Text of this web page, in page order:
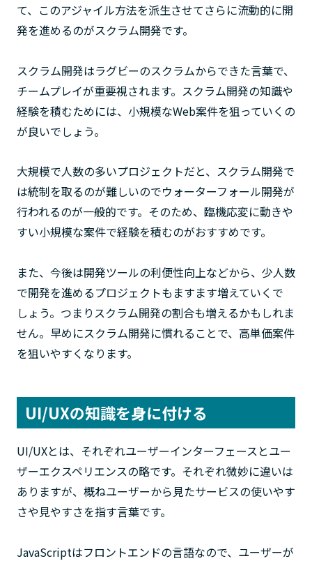
て、このアジャイル方法を派生させてさらに流動的に開
発を進めるのがスクラム開発です。
スクラム開発はラグビーのスクラムからできた言葉で、
チームプレイが重要視されます。スクラム開発の知識や
経験を積むためには、小規模なWeb案件を狙っていくの
が良いでしょう。
大規模で人数の多いプロジェクトだと、スクラム開発で
は統制を取るのが難しいのでウォーターフォール開発が
行われるのが一般的です。そのため、臨機応変に動きや
すい小規模な案件で経験を積むのがおすすめです。
また、今後は開発ツールの利便性向上などから、少人数
で開発を進めるプロジェクトもますます増えていくで
しょう。つまりスクラム開発の割合も増えるかもしれま
せん。早めにスクラム開発に慣れることで、高単価案件
を狙いやすくなります。
UI/UXの知識を身に付ける
UI/UXとは、それぞれユーザーインターフェースとユー
ザーエクスペリエンスの略です。それぞれ微妙に違いは
ありますが、概ねユーザーから見たサービスの使いやす
さや見やすさを指す言葉です。
JavaScriptはフロントエンドの言語なので、ユーザーが